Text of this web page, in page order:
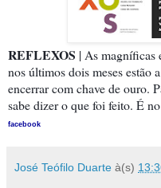
REFLEXOS | As magníficas
nos últimos dois meses estão
encerrar com chave de ouro.
sabe dizer o que foi feito. É
facebook
José Teófilo Duarte à(s)